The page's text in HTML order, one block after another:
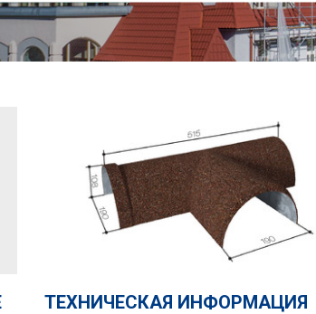
ТЕХНИЧЕСКАЯ ИНФОРМАЦИЯ